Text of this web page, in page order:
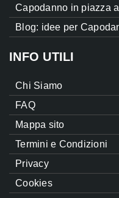
Capodanno in piazza
Blog: idee per
INFO UTILI
Chi Siamo
FAQ
Mappa sito
Termini e Condizioni
Privacy
Cookies